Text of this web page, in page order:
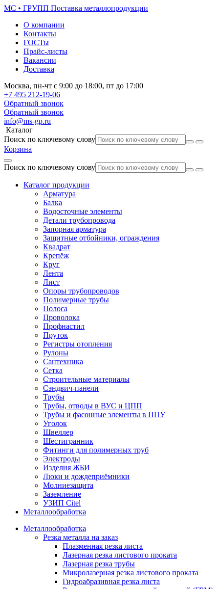
МС • ГРУПП Поставка металлопродукции
О компании
Контакты
ГОСТы
Прайс-листы
Вакансии
Доставка
Москва, пн-чт с 9:00 до 18:00, пт до 17:00
+7 495 212-19-06
Обратный звонок
Обратный звонок
info@ms-gp.ru
Каталог
Поиск по ключевому слову
Корзина
Поиск по ключевому слову
Каталог продукции
Арматура
Балка
Водосточные элементы
Детали трубопровода
Запорная арматура
Защитные отбойники, ограждения
Квадрат
Крепёж
Круг
Лента
Лист
Опоры трубопроводов
Полимерные трубы
Полоса
Проволока
Профнастил
Пруток
Регистры отопления
Рулоны
Сантехника
Сетка
Строительные материалы
Сэндвич-панели
Трубы
Трубы, отводы в ВУС и ЦПП
Трубы и фасонные элементы в ППУ
Уголок
Швеллер
Шестигранник
Фитинги для полимерных труб
Электроды
Изделия ЖБИ
Люки и дождеприёмники
Молниезащита
Заземление
УЗИП Citel
Металлообработка
Металлообработка
Резка металла на заказ
Плазменная резка листа
Лазерная резка листового проката
Лазерная резка трубы
Микролазерная резка листового проката
Гидроабразивная резка листа